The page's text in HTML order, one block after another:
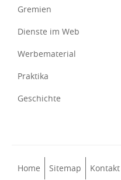
Gremien
Dienste im Web
Werbematerial
Praktika
Geschichte
Home Sitemap Kontakt